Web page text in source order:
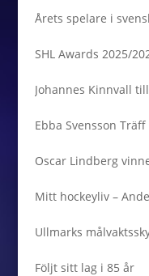
Årets spelare i
SHL Awards 2025/
Johannes Kinnvall
Ebba Svensson
Oscar Lindberg
Mitt hockeyliv –
Ullmarks
Följt sitt lag i 85 år